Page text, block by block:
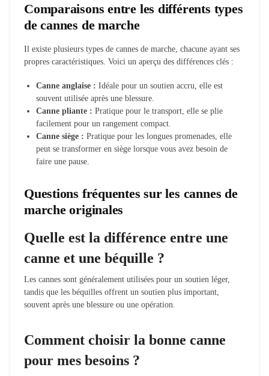
Comparaisons entre les différents types
de cannes de marche
Il existe plusieurs types de cannes de marche, chacune ayant ses
propres caractéristiques. Voici un aperçu des différences clés :
Canne anglaise : Idéale pour un soutien accru, elle est
souvent utilisée après une blessure.
Canne pliante : Pratique pour le transport, elle se plie
facilement pour un rangement compact.
Canne siège : Pratique pour les longues promenades, elle
peut se transformer en siège lorsque vous avez besoin de
faire une pause.
Questions fréquentes sur les cannes de
marche originales
Quelle est la différence entre une
canne et une béquille ?
Les cannes sont généralement utilisées pour un soutien léger,
tandis que les béquilles offrent un soutien plus important,
souvent après une blessure ou une opération.
Comment choisir la bonne canne
pour mes besoins ?